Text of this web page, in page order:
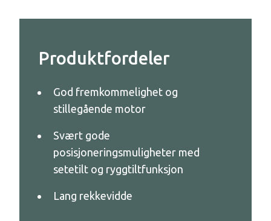
Produktfordeler
God fremkommelighet og
stillegående motor
Svært gode
posisjoneringsmuligheter med
setetilt og ryggtiltfunksjon
Lang rekkevidde